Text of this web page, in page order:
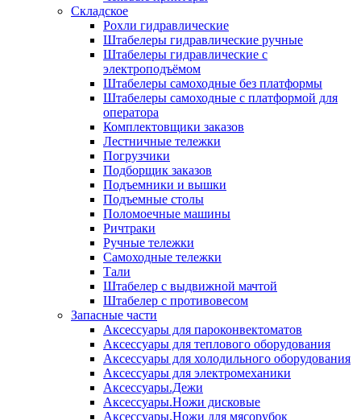
Складское
Рохли гидравлические
Штабелеры гидравлические ручные
Штабелеры гидравлические с
электроподъёмом
Штабелеры самоходные без платформы
Штабелеры самоходные с платформой для
оператора
Комплектовщики заказов
Лестничные тележки
Погрузчики
Подборщик заказов
Подъемники и вышки
Подъемные столы
Поломоечные машины
Ричтраки
Ручные тележки
Самоходные тележки
Тали
Штабелер с выдвижной мачтой
Штабелер с противовесом
Запасные части
Аксессуары для пароконвектоматов
Аксессуары для теплового оборудования
Аксессуары для холодильного оборудования
Аксессуары для электромеханики
Аксессуары.Дежи
Аксессуары.Ножи дисковые
Аксессуары.Ножи для мясорубок